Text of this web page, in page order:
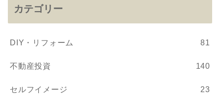
カテゴリー
DIY・リフォーム 81
不動産投資 140
セルフイメージ 23